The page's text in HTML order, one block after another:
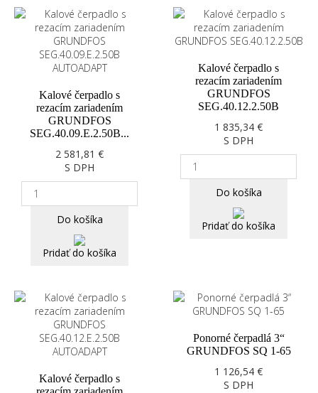
Kalové čerpadlo s
rezacím zariadením
GRUNDFOS
SEG.40.09.E.2.50B...
2 581,81 €
S DPH
Do košíka
Pridať do košíka
Kalové čerpadlo s
rezacím zariadením
GRUNDFOS
SEG.40.12.2.50B
1 835,34 €
S DPH
Do košíka
Pridať do košíka
Kalové čerpadlo s
Ponorné čerpadlá 3“
GRUNDFOS SQ 1-65
1 126,54 €
S DPH